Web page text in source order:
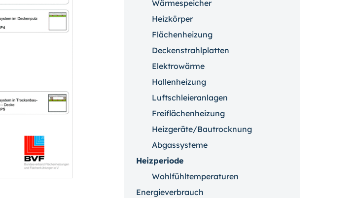
Wärmespeicher
Heizkörper
Flächenheizung
Deckenstrahlplatten
Elektrowärme
Hallenheizung
Luftschleieranlagen
Freiflächenheizung
Heizgeräte/Bautrocknung
Abgassysteme
Heizperiode
Wohlfühltemperaturen
Energieverbrauch